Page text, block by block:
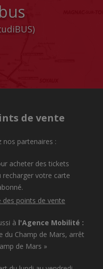
de vente
nos partenaires :
acheter des tickets
recharger votre carte
des points de vente
à l'Agence Mobilité :
du Champ de Mars, arrêt
de Mars »